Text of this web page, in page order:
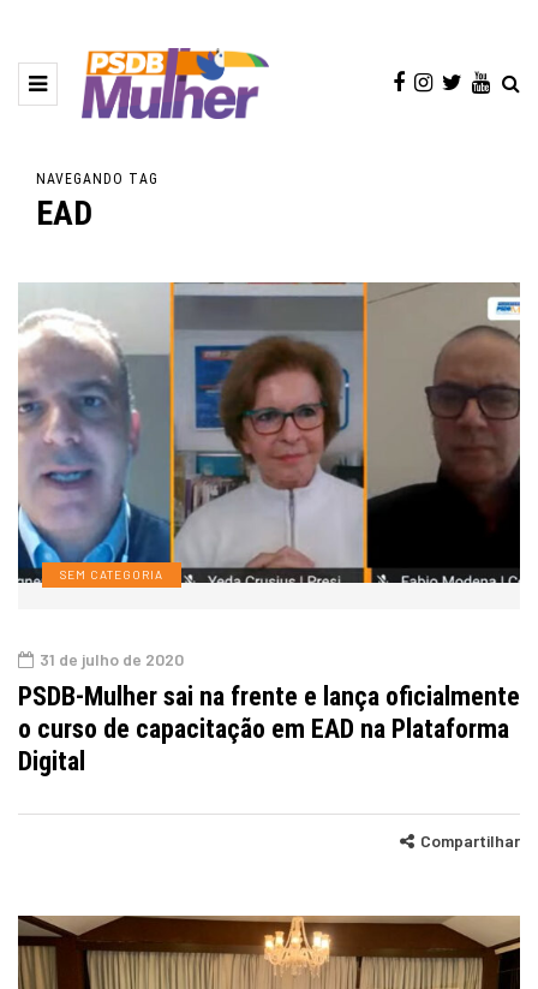
NAVEGANDO TAG
EAD
SEM CATEGORIA
31 de julho de 2020
PSDB-Mulher sai na frente e lança oficialmente
o curso de capacitação em EAD na Plataforma
Digital
Compartilhar